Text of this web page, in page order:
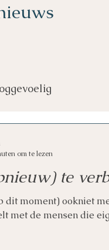
te
dit moment) ookniet
met de mensen die
om te lezen